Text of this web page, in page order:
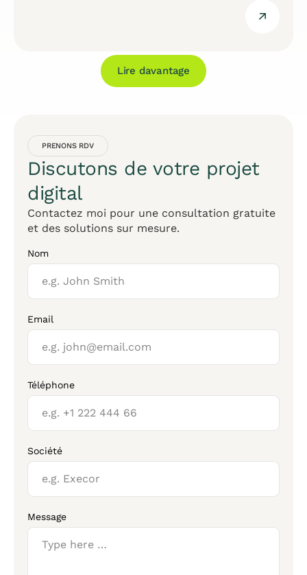
Lire davantage
PRENONS RDV
Discutons de votre projet
digital
Contactez moi pour une consultation gratuite
et des solutions sur mesure.
Nom
Email
Téléphone
Société
Message